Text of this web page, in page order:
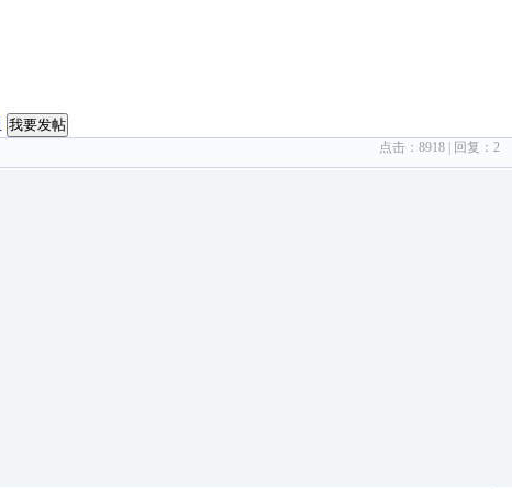
我要发帖
点击： 8918 | 回复： 2